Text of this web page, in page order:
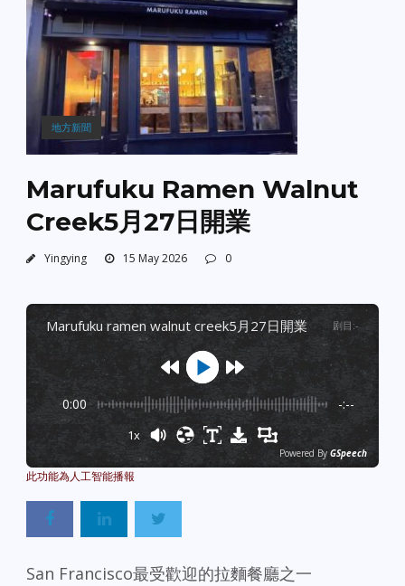
地方新聞
Marufuku Ramen Walnut
Creek5月27日開業
Yingying 15 May 2026 0
marufuku ramen walnut creek5月27日開業 剧目 :-
0:00 -:--
1x
Powered By GSpeech
San Francisco最受歡迎的拉麵餐廳之一